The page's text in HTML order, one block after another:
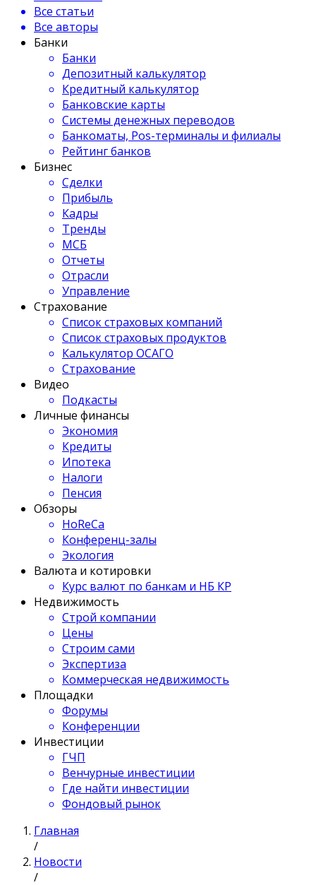
Все статьи
Все авторы
Банки
Банки
Депозитный калькулятор
Кредитный калькулятор
Банковские карты
Системы денежных переводов
Банкоматы, Pos-терминалы и филиалы
Рейтинг банков
Бизнес
Сделки
Прибыль
Кадры
Тренды
МСБ
Отчеты
Отрасли
Управление
Страхование
Список страховых компаний
Список страховых продуктов
Калькулятор ОСАГО
Страхование
Видео
Подкасты
Личные финансы
Экономия
Кредиты
Ипотека
Налоги
Пенсия
Обзоры
HoReCa
Конференц-залы
Экология
Валюта и котировки
Курс валют по банкам и НБ КР
Недвижимость
Строй компании
Цены
Строим сами
Экспертиза
Коммерческая недвижимость
Площадки
Форумы
Конференции
Инвестиции
ГЧП
Венчурные инвестиции
Где найти инвестиции
Фондовый рынок
Главная
/
Новости
/